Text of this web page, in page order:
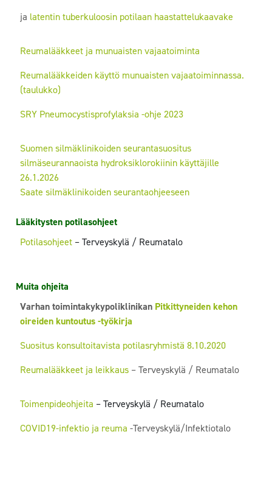
ja latentin tuberkuloosin potilaan haastattelukaavake
Reumalääkkeet ja munuaisten vajaatoiminta
Reumalääkkeiden käyttö munuaisten vajaatoiminnassa.
(taulukko)
SRY Pneumocystisprofylaksia -ohje 2023
Suomen silmäklinikoiden seurantasuositus
silmäseurannaoista hydroksiklorokiinin käyttäjille
26.1.2026
Saate silmäklinikoiden seurantaohjeeseen
Lääkitysten potilasohjeet
Potilasohjeet – Terveyskylä / Reumatalo
Muita ohjeita
Varhan toimintakykypoliklinikan Pitkittyneiden kehon
oireiden kuntoutus -työkirja
Suositus konsultoitavista potilasryhmistä 8.10.2020
Reumalääkkeet ja leikkaus – Terveyskylä / Reumatalo
Toimenpideohjeita – Terveyskylä / Reumatalo
COVID19-infektio ja reuma -Terveyskylä/Infektiotalo